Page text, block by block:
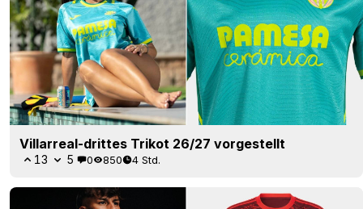
Villarreal-drittes Trikot 26/27 vorgestellt
13 5 0 850 4 Std.